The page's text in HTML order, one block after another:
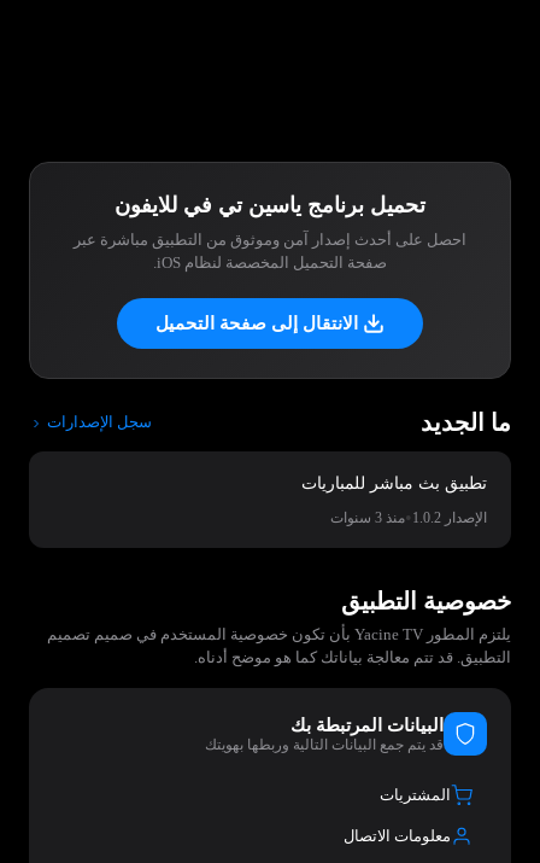
تحميل برنامج ياسين تي في للايفون
احصل على أحدث إصدار آمن وموثوق من التطبيق مباشرة عبر
صفحة التحميل المخصصة لنظام iOS.
الانتقال إلى صفحة التحميل
ما الجديد سجل الإصدارات
تطبيق بث مباشر للمباريات
الإصدار 1.0.2 •منذ 3 سنوات
خصوصية التطبيق
يلتزم المطور Yacine TV بأن تكون خصوصية المستخدم في صميم تصميم
التطبيق. قد تتم معالجة بياناتك كما هو موضح أدناه.
البيانات المرتبطة بك
قد يتم جمع البيانات التالية وربطها بهويتك
المشتريات
معلومات الاتصال